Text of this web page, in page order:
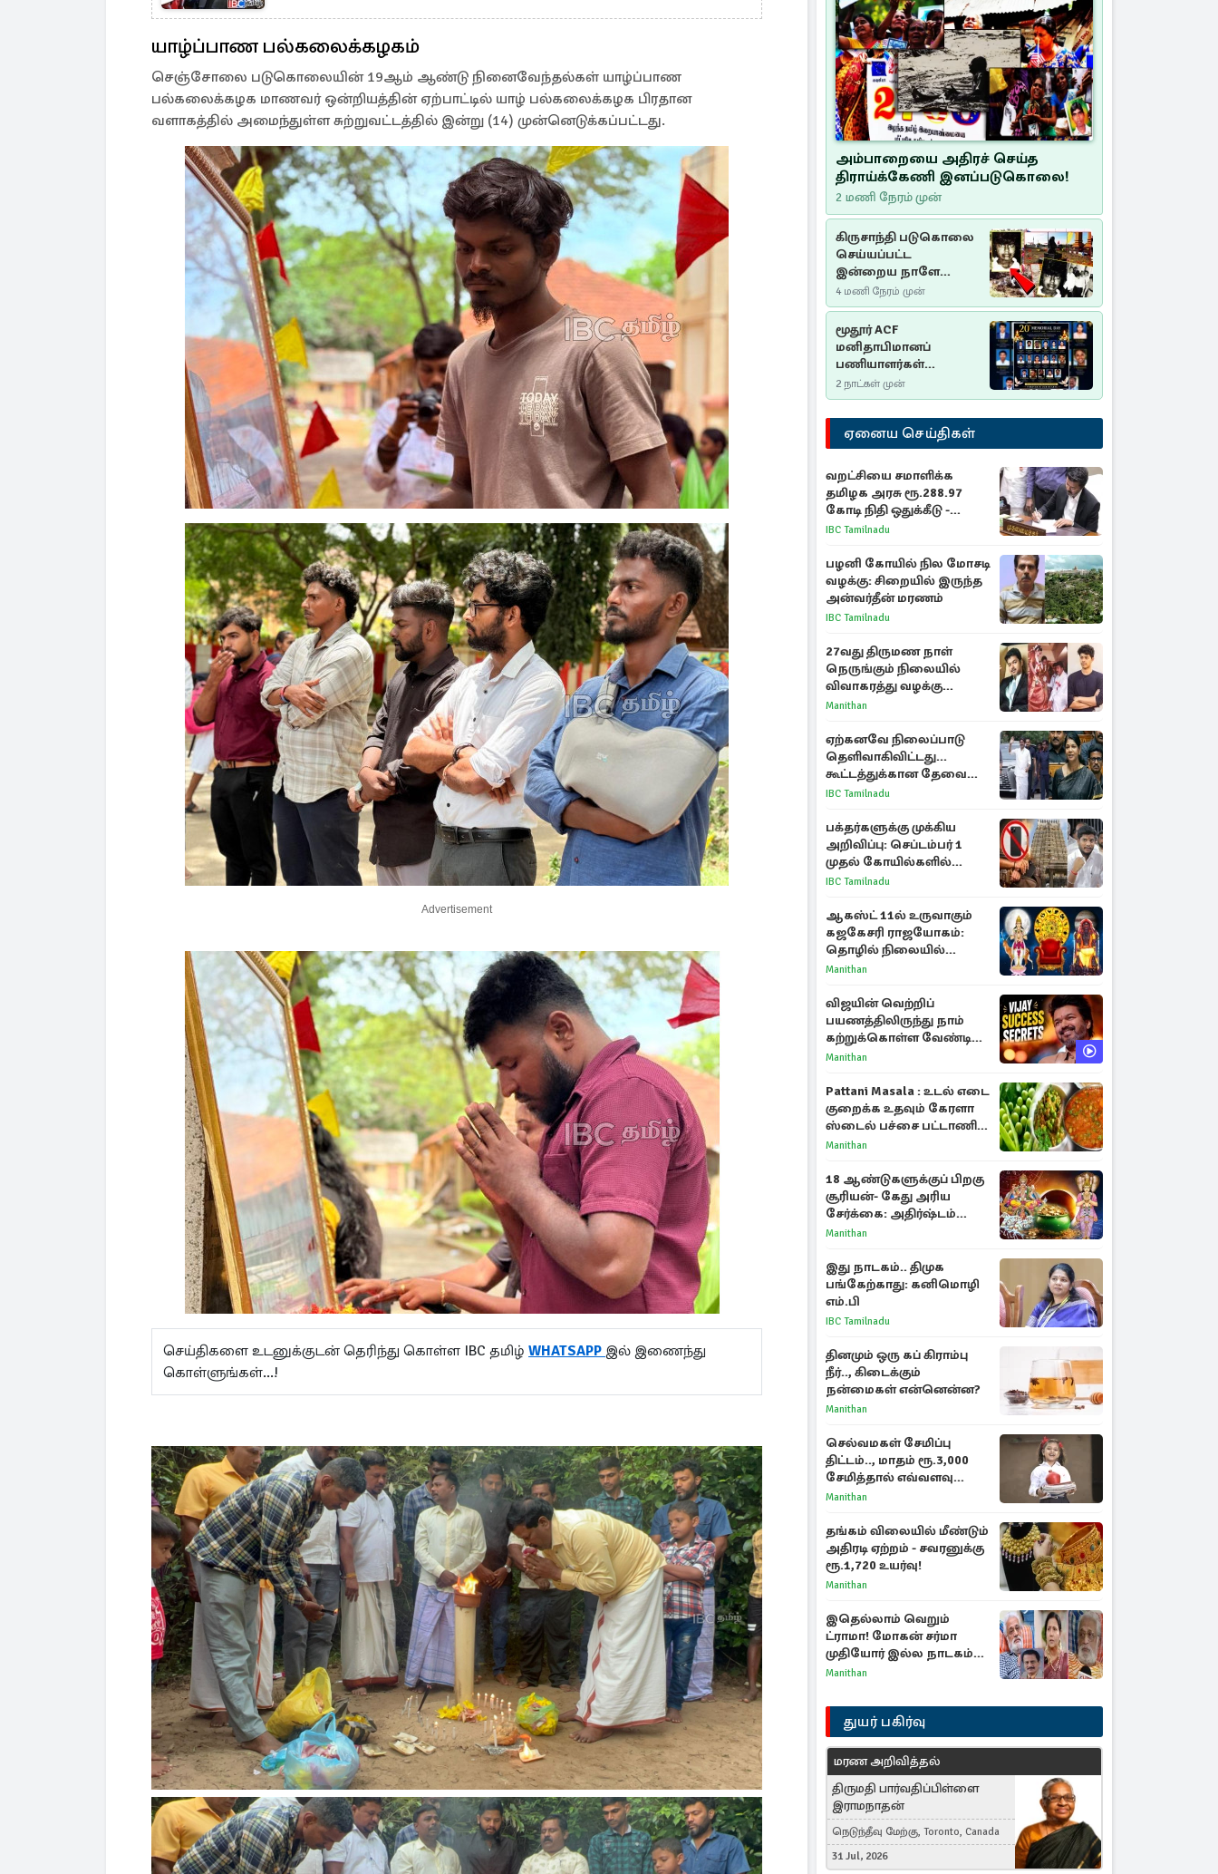
யாழ்ப்பாண பல்கலைக்கழகம்
செஞ்சோலை படுகொலையின் 19ஆம் ஆண்டு நினைவேந்தல்கள் யாழ்ப்பாண
பல்கலைக்கழக மாணவர் ஒன்றியத்தின் ஏற்பாட்டில் யாழ் பல்கலைக்கழக பிரதான
வளாகத்தில் அமைந்துள்ள சுற்றுவட்டத்தில் இன்று (14) முன்னெடுக்கப்பட்டது.
Advertisement
செய்திகளை உடனுக்குடன் தெரிந்து கொள்ள IBC தமிழ் WHATSAPP இல் இணைந்து
கொள்ளுங்கள்...!
அம்பாறையை அதிரச் செய்த
திராய்க்கேணி இனப்படுகொலை!
2 மணி நேரம் முன்
கிருசாந்தி படுகொலை
செய்யப்பட்ட
இன்றைய நாளே
செம்மணி
இனப்படுகொலை
தினம்…!
4 மணி நேரம் முன்
மூதூர் ACF
மனிதாபிமானப்
பணியாளர்கள்
படுகொலை (2006): 20
ஆண்டுகளாகியும் நீதி
மறுக்கப்பட்ட
மனிதாபிமானப்
பேரவலம்
2 நாட்கள் முன்
ஏனைய செய்திகள்
வறட்சியை சமாளிக்க
தமிழக அரசு ரூ.288.97
கோடி நிதி ஒதுக்கீடு -
வெளியான அரசாணை
IBC Tamilnadu
பழனி கோயில் நில மோசடி
வழக்கு: சிறையில் இருந்த
அன்வர்தீன் மரணம்
IBC Tamilnadu
27வது திருமண நாள்
நெருங்கும் நிலையில்
விவாகரத்து வழக்கு
வாபஸ்! விஜய்யுடன்
Manithan
ஏற்கனவே நிலைப்பாடு
தெளிவாகிவிட்டது...
கூட்டத்துக்கான தேவை
என்ன? - கனிமொழி
IBC Tamilnadu
பக்தர்களுக்கு முக்கிய
அறிவிப்பு: செப்டம்பர் 1
முதல் கோயில்களில்
மொபைலுக்கு தடை!
IBC Tamilnadu
ஆகஸ்ட் 11ல் உருவாகும்
கஜகேசரி ராஜயோகம்:
தொழில் நிலையில்
அதிர்ஷ்டம் பெறும் 3
Manithan
விஜயின் வெற்றிப்
பயணத்திலிருந்து நாம்
கற்றுக்கொள்ள வேண்டிய
முக்கிய 3 விடயங்கள்!
Manithan
Pattani Masala : உடல் எடை
குறைக்க உதவும் கேரளா
ஸ்டைல் பச்சை பட்டாணி
கிரேவி
Manithan
18 ஆண்டுகளுக்குப் பிறகு
சூரியன்- கேது அரிய
சேர்க்கை: அதிர்ஷ்டம்
பெறும் 3 ராசிகள்!
Manithan
இது நாடகம்.. திமுக
பங்கேற்காது: கனிமொழி
எம்.பி
IBC Tamilnadu
தினமும் ஒரு கப் கிராம்பு
நீர்.., கிடைக்கும்
நன்மைகள் என்னென்ன?
Manithan
செல்வமகள் சேமிப்பு
திட்டம்.., மாதம் ரூ.3,000
சேமித்தால் எவ்வளவு
கிடைக்கும்?
Manithan
தங்கம் விலையில் மீண்டும்
அதிரடி ஏற்றம் - சவரனுக்கு
ரூ.1,720 உயர்வு!
Manithan
இதெல்லாம் வெறும்
ட்ராமா! மோகன் சர்மா
முதியோர் இல்ல நாடகம்
குறித்து குட்டி பத்மினி
Manithan
துயர் பகிர்வு
மரண அறிவித்தல்
திருமதி பார்வதிப்பிள்ளை
இராமநாதன்
நெடுந்தீவு மேற்கு, Toronto, Canada
31 Jul, 2026